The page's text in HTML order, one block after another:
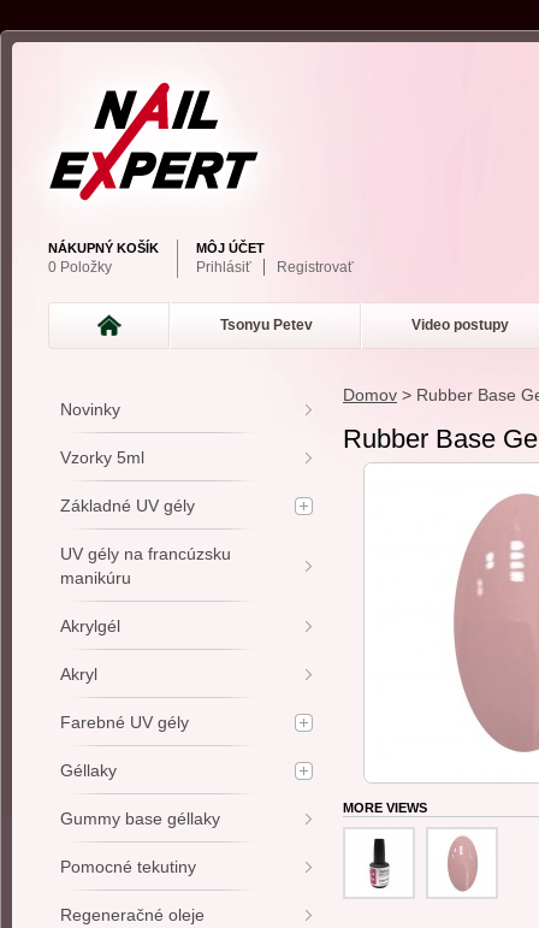
NÁKUPNÝ KOŠÍK
0 Položky
MÔJ ÚČET
Prihlásiť Registrovať
Tsonyu Petev Video postupy
Domov > Rubber Base
Rubber Base
MORE VIEWS
Novinky
Vzorky 5ml
Základné UV gély
UV gély na francúzsku
manikúru
Akrylgél
Akryl
Farebné UV gély
Géllaky
Gummy base géllaky
Pomocné tekutiny
Regeneračné oleje